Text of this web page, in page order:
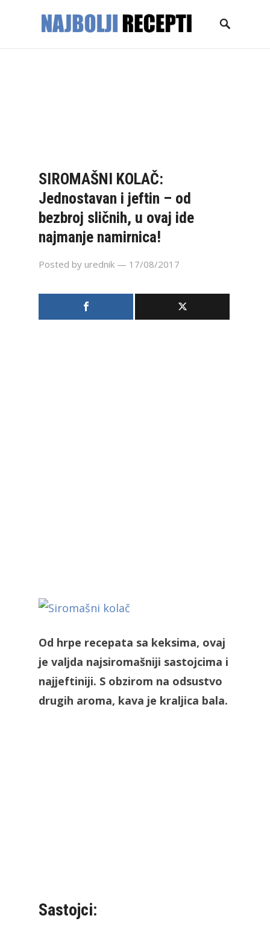
SIROMAŠNI KOLAČ:
Jednostavan i jeftin – od
bezbroj sličnih, u ovaj ide
najmanje namirnica!
Posted by urednik — 17/08/2017
Od hrpe recepata sa keksima, ovaj
je valjda najsiromašniji sastojcima i
najjeftiniji. S obzirom na odsustvo
drugih aroma, kava je kraljica bala.
Sastojci: